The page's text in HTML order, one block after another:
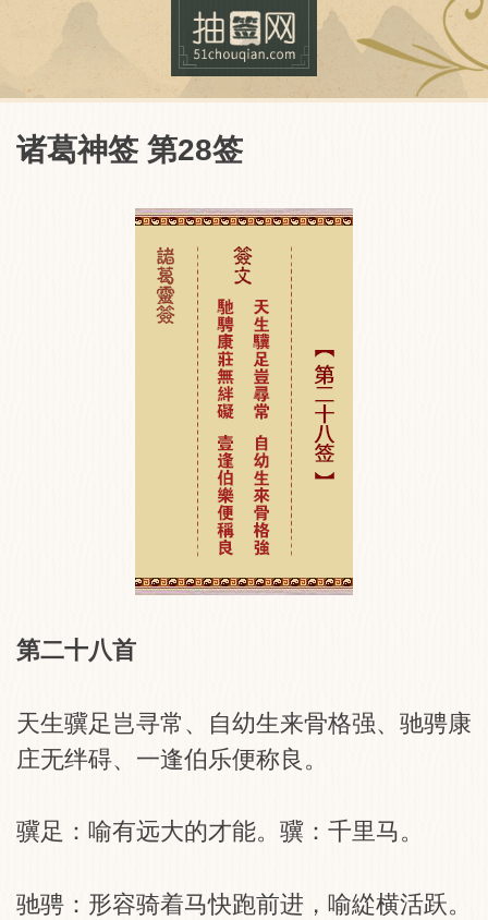
抽签网
诸葛神签 第28签
第二十八首
天生骥足岂寻常、自幼生来骨格强、驰骋康
庄无绊碍、一逢伯乐便称良。
骥足：喻有远大的才能。骥：千里马。
驰骋：形容骑着马快跑前进，喻緃横活跃。